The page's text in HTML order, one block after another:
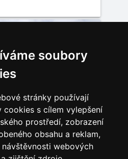
soubory
stránky používají
cookies s cílem vylepšení
prostředí, zobrazení
obsahu a reklam,
webových